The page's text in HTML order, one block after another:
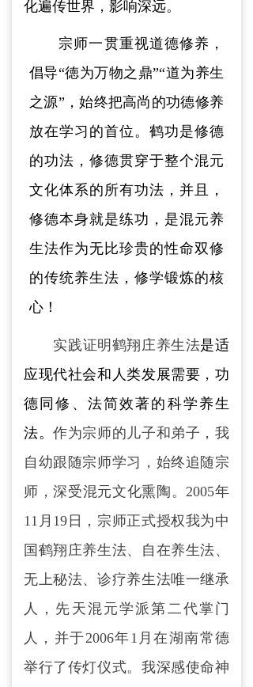
化遍传世界， 影响深远。
宗师一贯重视道德修养，
倡导“徳为万物之鼎”“道为养生
之源” ，始终把高尚的功德修养
放在学习的首位。 鹤功是修德
的功法，修德贯穿于整个混元
文化体系的所有功法 ， 并且，
修德本身就是练功，是混元养
生法作为无比珍贵的性命双修
的传统养生法，修学锻炼的核
心！
实践证明鹤翔庄养生法是适
应现代社会和人类发展需要， 功
德同修、法简效著的 科学养生
法。作为宗师的儿子和弟子，我
自幼跟随宗师学习，始终追随宗
师，深受混元文化熏陶。2005年
11月19日，宗师正式授权我为中
国鹤翔庄养生法、自在养生法、
无上秘法、诊疗养生法唯一继承
人，先天混元学派第二代掌门
人，并于2006年1月在湖南常德
举行了传灯仪式。我深感使命神